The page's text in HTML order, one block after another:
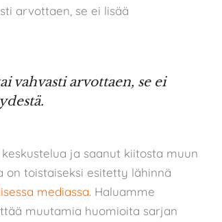
arvottaen, se ei lisää
vahvasti arvottaen, se ei
ja saanut kiitosta muun
on toistaiseksi esitetty lähinnä
mediassa. Haluamme
muutamia huomioita sarjan